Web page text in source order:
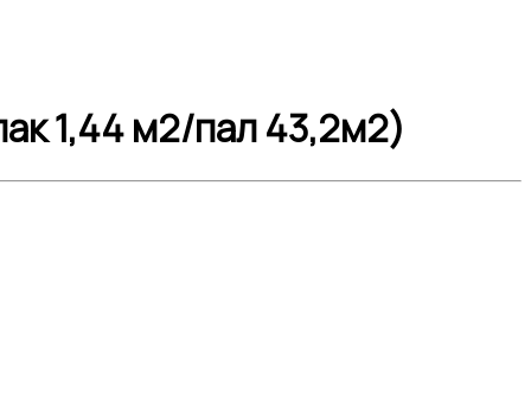
1,44 м2/пал 43,2м2)